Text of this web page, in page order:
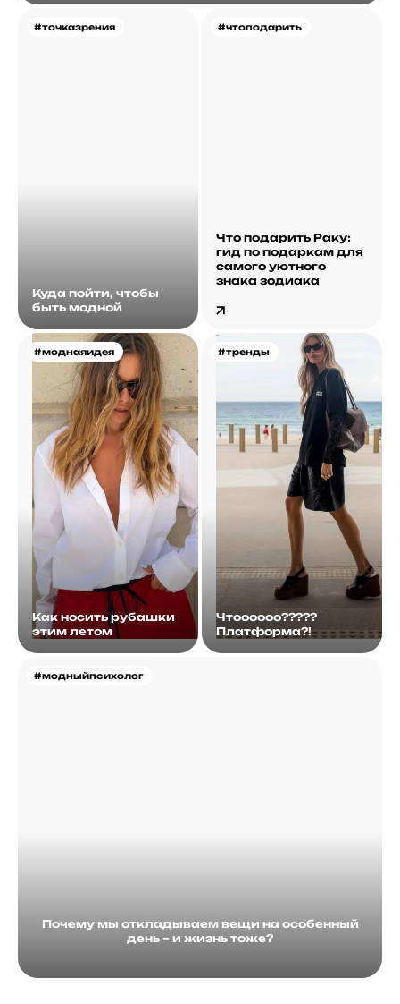
#точказрения
Куда пойти, чтобы
быть модной
#чтоподарить
Что подарить Раку:
гид по подаркам для
самого уютного
знака зодиака
#моднаяидея
Как носить рубашки
этим летом
#тренды
Чтоооооо?????
Платформа?!
#модныйпсихолог
Почему мы откладываем вещи на особенный
день – и жизнь тоже?